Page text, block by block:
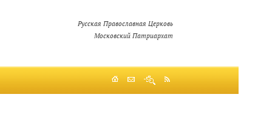
Русская Православная Церковь
Московский Патриархат